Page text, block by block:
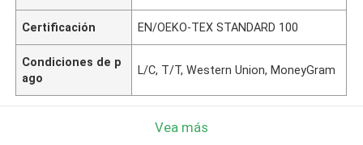
Certificación EN/OEKO-TEX STANDARD 100
Condiciones de p
ago
L/C, T/T, Western Union, MoneyGram
Vea más